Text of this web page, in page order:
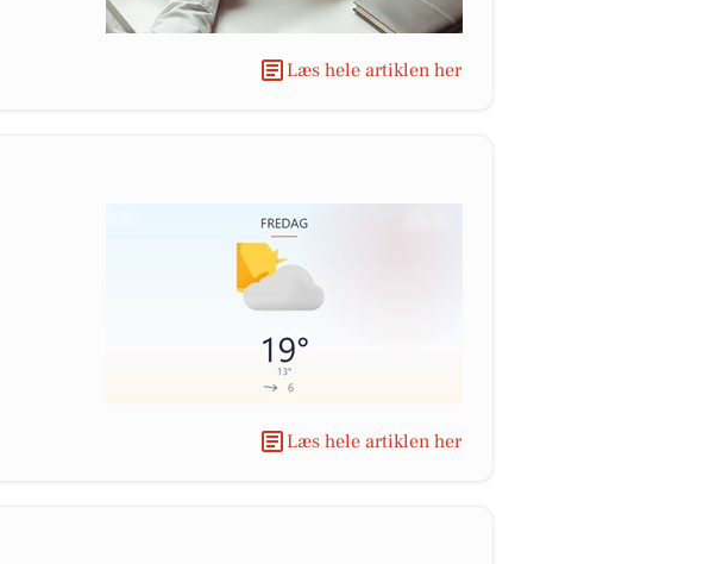
Læs hele artiklen her
Læs hele artiklen her